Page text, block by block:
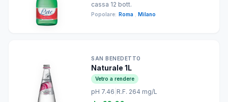
cassa 12 bott.
Popolare: Roma Milano
SAN BENEDETTO
Naturale 1L
Vetro a rendere
pH 7.46 R.F. 264 mg/L